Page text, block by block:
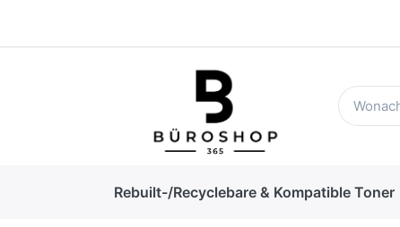
Rebuilt-/Recyclebare & Kompatible Toner